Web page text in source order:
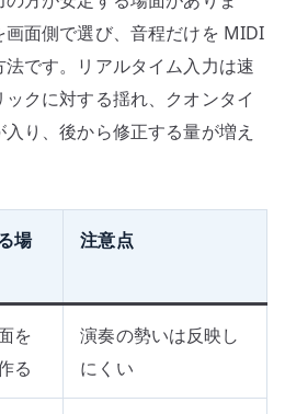
面側で選び、音程だけを MIDI
です。リアルタイム入力は速
クに対する揺れ、クオンタイ
り、後から修正する量が増え
場
注意点
を
る
演奏の勢いは反映し
にくい